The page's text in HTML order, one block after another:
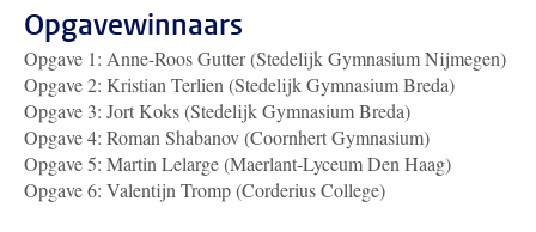
Opgavewinnaars
Opgave 1: Anne-Roos Gutter (Stedelijk Gymnasium Nijmegen)
Opgave 2: Kristian Terlien (Stedelijk Gymnasium Breda)
Opgave 3: Jort Koks (Stedelijk Gymnasium Breda)
Opgave 4: Roman Shabanov (Coornhert Gymnasium)
Opgave 5: Martin Lelarge (Maerlant-Lyceum Den Haag)
Opgave 6: Valentijn Tromp (Corderius College)